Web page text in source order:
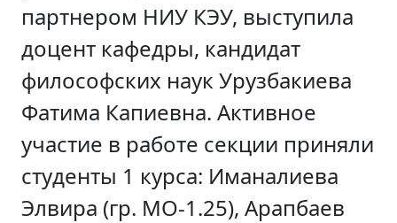
партнером НИУ КЭУ, выступила
доцент кафедры, кандидат
философских наук Урузбакиева
Фатима Капиевна. Активное
участие в работе секции приняли
студенты 1 курса: Иманалиева
Элвира (гр. МО-1.25), Арапбаев